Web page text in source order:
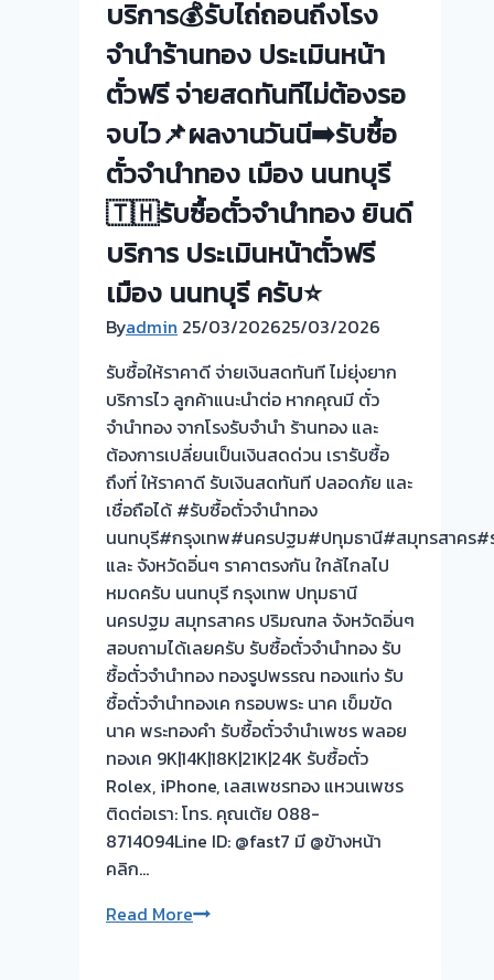
ขอบคุณ
ลูกค้า
ย่าน
ท่า
บริการ💰รับไถ่ถอนถึงโรง
จำนำร้านทอง ประเมินหน้า
ตั๋วฟรี จ่ายสดทันทีไม่ต้องรอ
จบไว📌ผลงานวันนี➡️รับซื้อ
ตั๋วจำนำทอง เมือง นนทบุรี
🇹🇭รับซื้อตั๋วจำนำทอง ยินดี
บริการ ประเมินหน้าตั๋วฟรี
เมือง นนทบุรี ครับ⭐
Byadmin 25/03/202625/03/2026
รับซื้อให้ราคาดี จ่ายเงินสดทันที ไม่ยุ่งยาก
บริการไว ลูกค้าแนะนำต่อ หากคุณมี ตั๋ว
จำนำทอง จากโรงรับจำนำ ร้านทอง และ
ต้องการเปลี่ยนเป็นเงินสดด่วน เรารับซื้อ
ถึงที่ ให้ราคาดี รับเงินสดทันที ปลอดภัย และ
เชื่อถือได้ #รับซื้อตั๋วจำนำทอง
นนทบุรี#กรุงเทพ#นครปฐม#ปทุมธานี#สมุทรสาคร#
และ จังหวัดอิ่นๆ ราคาตรงกัน ใกล้ไกลไป
หมดครับ นนทบุรี กรุงเทพ ปทุมธานี
นครปฐม สมุทรสาคร ปริมณฑล จังหวัดอิ่นๆ
สอบถามได้เลยครับ รับซื้อตั๋วจำนำทอง รับ
ซื้อตั๋วจำนำทอง ทองรูปพรรณ ทองแท่ง รับ
ซื้อตั๋วจำนำทองเค กรอบพระ นาค เข็มขัด
นาค พระทองคำ รับซื้อตั๋วจำนำเพชร พลอย
ทองเค 9K|14K|18K|21K|24K รับซื้อตั๋ว
Rolex, iPhone, เลสเพชรทอง แหวนเพชร
ติดต่อเรา: โทร. คุณเต้ย 088-
8714094Line ID: @fast7 มี @ข้างหน้า
คลิก…
Read Moreรับ